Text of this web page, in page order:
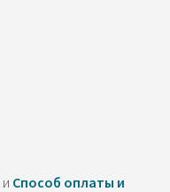
и Cпособ оплаты и